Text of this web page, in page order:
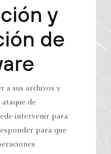
y
de
a sus archivos y
de
intervenir para
para que